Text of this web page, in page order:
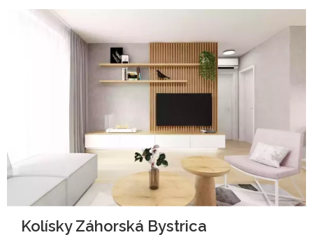
Kolísky Záhorská Bystrica